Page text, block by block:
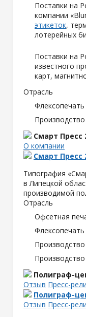
Поставки на
компании
этикеток,
лотерейных
Поставки на
известного
карт,
Отрасль
Смарт Пресс
О компании
Смарт Пресс
Типография
в Липецкой
производимой
Отрасль
Офсетная
Полиграф-
Отзыв Пресс-
Полиграф-
Отзыв Пресс-